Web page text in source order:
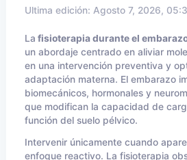
Ultima edición: Agosto 7, 2026,
La fisioterapia durante el
un abordaje centrado en aliviar
en una intervención preventiva y
adaptación materna. El embarazo
biomecánicos, hormonales y
que modifican la capacidad de
función del suelo pélvico.
Intervenir únicamente cuando
enfoque reactivo. La fisioterapia